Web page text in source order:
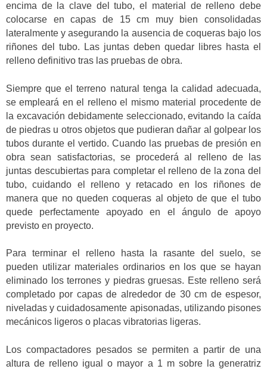
encima de la clave del tubo, el material de relleno debe
colocarse en capas de 15 cm muy bien consolidadas
lateralmente y asegurando la ausencia de coqueras bajo los
riñones del tubo. Las juntas deben quedar libres hasta el
relleno definitivo tras las pruebas de obra.
Siempre que el terreno natural tenga la calidad adecuada,
se empleará en el relleno el mismo material procedente de
la excavación debidamente seleccionado, evitando la caída
de piedras u otros objetos que pudieran dañar al golpear los
tubos durante el vertido. Cuando las pruebas de presión en
obra sean satisfactorias, se procederá al relleno de las
juntas descubiertas para completar el relleno de la zona del
tubo, cuidando el relleno y retacado en los riñones de
manera que no queden coqueras al objeto de que el tubo
quede perfectamente apoyado en el ángulo de apoyo
previsto en proyecto.
Para terminar el relleno hasta la rasante del suelo, se
pueden utilizar materiales ordinarios en los que se hayan
eliminado los terrones y piedras gruesas. Este relleno será
completado por capas de alrededor de 30 cm de espesor,
niveladas y cuidadosamente apisonadas, utilizando pisones
mecánicos ligeros o placas vibratorias ligeras.
Los compactadores pesados se permiten a partir de una
altura de relleno igual o mayor a 1 m sobre la generatriz